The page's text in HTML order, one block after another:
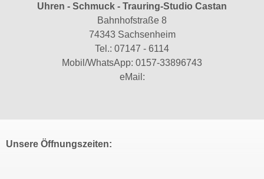
Uhren - Schmuck - Trauring-Studio Castan
Bahnhofstraße 8
74343 Sachsenheim
Tel.: 07147 - 6114
Mobil/WhatsApp: 0157-33896743
eMail:
Unsere Öffnungszeiten: